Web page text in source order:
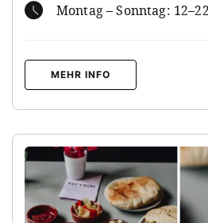
Montag – Sonntag:
MEHR INFO